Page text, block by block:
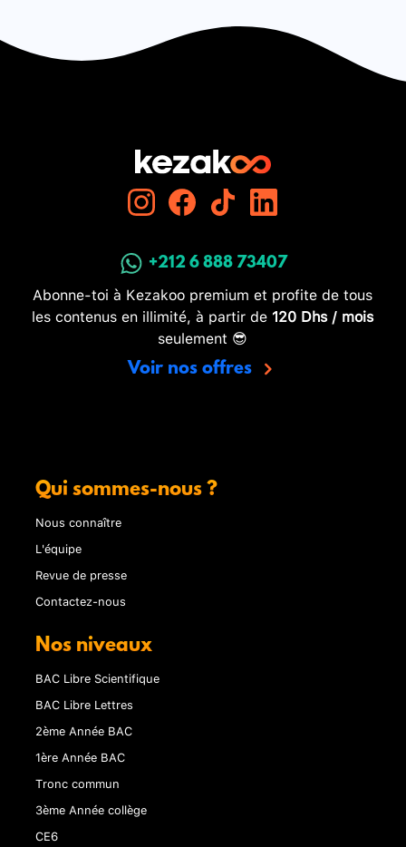
+212 6 888 73407
Abonne-toi à Kezakoo premium et profite de tous
les contenus en illimité, à partir de 120 Dhs / mois
seulement 😎
Voir nos offres
Qui sommes-nous ?
Nous connaître
L'équipe
Revue de presse
Contactez-nous
Nos niveaux
BAC Libre Scientifique
BAC Libre Lettres
2ème Année BAC
1ère Année BAC
Tronc commun
3ème Année collège
CE6